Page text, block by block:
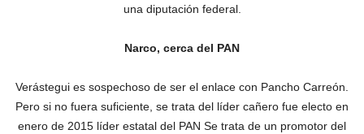
una diputación federal.
Narco, cerca del PAN
Verástegui es sospechoso de ser el enlace con Pancho Carreón.
Pero si no fuera suficiente, se trata del líder cañero fue electo en
enero de 2015 líder estatal del PAN Se trata de un promotor del